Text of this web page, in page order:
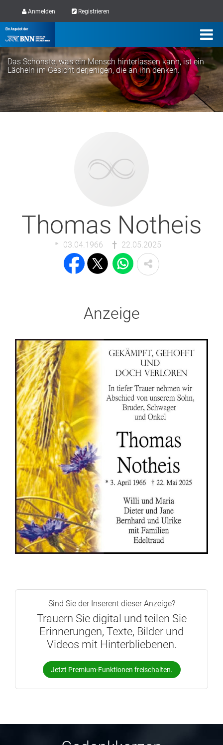
Anmelden Registrieren
Das Schönste, was ein Mensch hinterlassen kann, ist ein
Lächeln im Gesicht derjenigen, die an ihn denken.
Thomas Notheis
03.04.1966 22.05.2025
Anzeige
Sind Sie der Inserent dieser Anzeige?
Trauern Sie digital und teilen Sie
Erinnerungen, Texte, Bilder und
Videos mit Hinterbliebenen.
Jetzt Premium-Funktionen freischalten.